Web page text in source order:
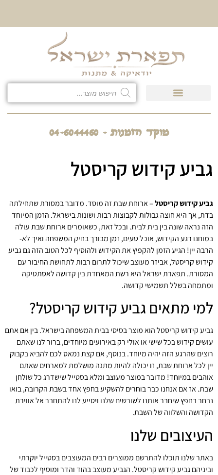
מוקד הזמנות - 04-6044460
גביע קידוש קריסטל
גביע קידוש קריסטל– ארוחת שבת זה מוסד. מדובר במסורת שתחילתה
בדת, אך היא חוצה גבולות לקבוצות רבות ושונות בישראל. הזמן המיוחד
הזה נראה שונה בין בית לבית. ובכל זאת, כשאומרים ארוחת שבת עולה
במוחנו רגע הקידוש, אוכל טעים, זמן מבורך בחיק המשפחה ואיך לא-
הרבה יין! הגיע הזמן להקפיץ את הקידוש ולהוסיף לכל הטוב הזה גם גביע
קידוש קריסטל, אביזר מעוצב שיכול לתרום רבות לתחושת החיבור עם
המסורת. תפארת ישראל היא רשת המאחדת בין קדושה לאסתטיקה
ומתמחה בשלל תשמישי קדושה.
למי מתאים גביע קידוש קריסטל?
גביע קידוש קריסטל הוא מוצר בסיסי בבית המשפחה בישראל. בין אם אתם
עושים קידוש בכל שישי או אולי רק באירועים מיוחדים, ברור לנו שאתם
רוצים שהרגע הזה יהיה מיוחד. בנוסף, אם קצת נמאס לכם להביא בקבוק
יין לכל ארוחת שבת, זו יכולה להיות מתנה מושלמת למארחים שאתם
אוהבים במיוחד! מדובר במוצר מעוצב ומלא בסטייל שישדרג כל שולחן
שבת. אז אם אנחנו כבר בוחרים להשקיע בחפץ אחד בשבת הקרובה, בואו
נבחר בחפץ שיחבר אותנו לשורשים שלנו ויסייע לנו להתחבר אל אווירת
הקדושה והשלווה של השבת.
העיצובים שלנו
באתר שלנו תוכלו להתרשם ממוצרים רבים המעוצבים בסטייל יוקרתי
וביניהם גביע קידוש קריסטל. הגביע מעוצב בהוד והדר ומוסיף לכבוד של